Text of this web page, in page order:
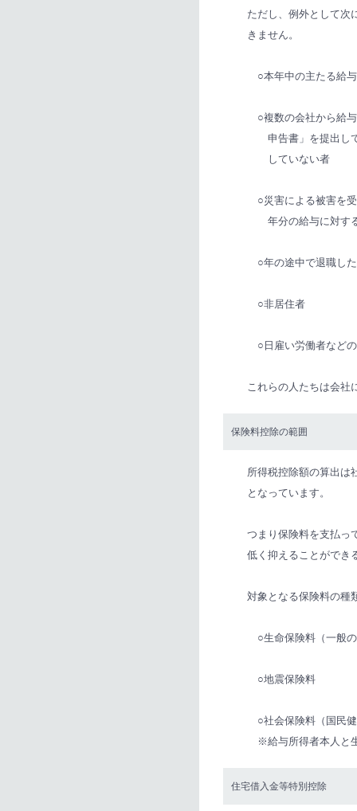
ただし、例外として次
きません。
○本年中の主たる給
○複数の会社から給
申告書」を提出して
していない者
○災害による被害を
年分の給与に対する
○年の途中で退職し
○非居住者
○日雇い労働者など
これらの人たちは会社
保険料控除の範囲
所得税控除額の算出は
となっています。
つまり保険料を支払っ
低く抑えることができ
対象となる保険料の種
○生命保険料（一般
○地震保険料
○社会保険料（国民
※給与所得者本人と
住宅借入金等特別控除